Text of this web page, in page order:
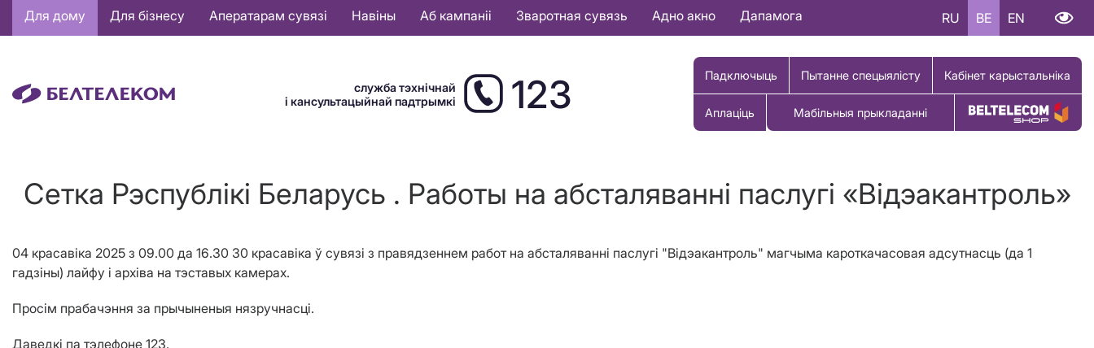
Основная
навигация
Для дому Для бізнесу Аператарам сувязі Навіны Аб кампаніі Зваротная сувязь Адно акно Дапамога RU BE EN
служба тэхнічнай
і кансультацыйнай падтрымкі
123 Падключыць Пытанне спецыялісту Кабінет карыстальніка
Аплаціць Мабільныя прыкладанні Купіць тавар
Сетка Рэспублiкi Беларусь . Работы на абсталяваннi паслугi «Вiдэакантроль»
04 красавіка 2025 з 09.00 да 16.30 30 красавіка ў сувязі з правядзеннем работ на абсталяванні паслугі "Відэакантроль" магчыма кароткачасовая адсутнасць (да 1
гадзіны) лайфу і архіва на тэставых камерах.
Просім прабачэння за прычыненыя нязручнасці.
Даведкі па тэлефоне 123.